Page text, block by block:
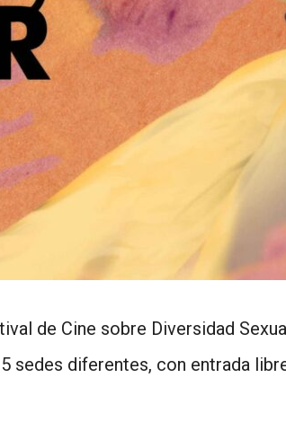
de Cine sobre Diversidad
sedes diferentes, con entrada